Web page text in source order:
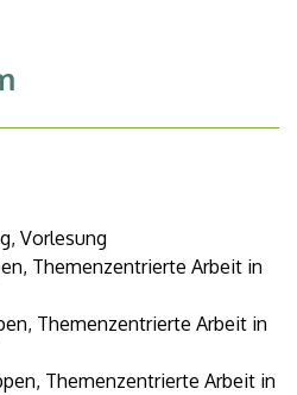
Vorlesung
Themenzentrierte Arbeit in
Themenzentrierte Arbeit in
Themenzentrierte Arbeit in